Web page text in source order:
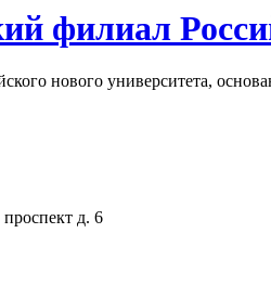
филиал
нового университета,
д. 6